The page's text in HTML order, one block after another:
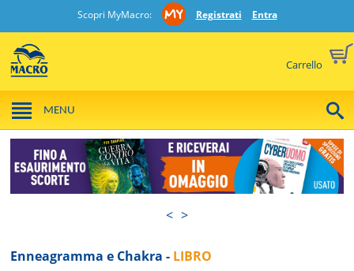
Scopri MyMacro: Registrati Entra
Carrello
MENU
< >
Enneagramma e Chakra - LIBRO